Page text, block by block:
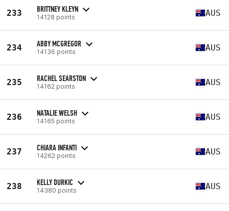
233 BRITTNEY KLEYN
14128 points AUS
234 ABBY MCGREGOR
14136 points AUS
235 RACHEL SEARSTON
14162 points AUS
236 NATALIE WELSH
14165 points AUS
237 CHIARA INFANTI
14262 points AUS
238 KELLY DURKIC
14380 points AUS